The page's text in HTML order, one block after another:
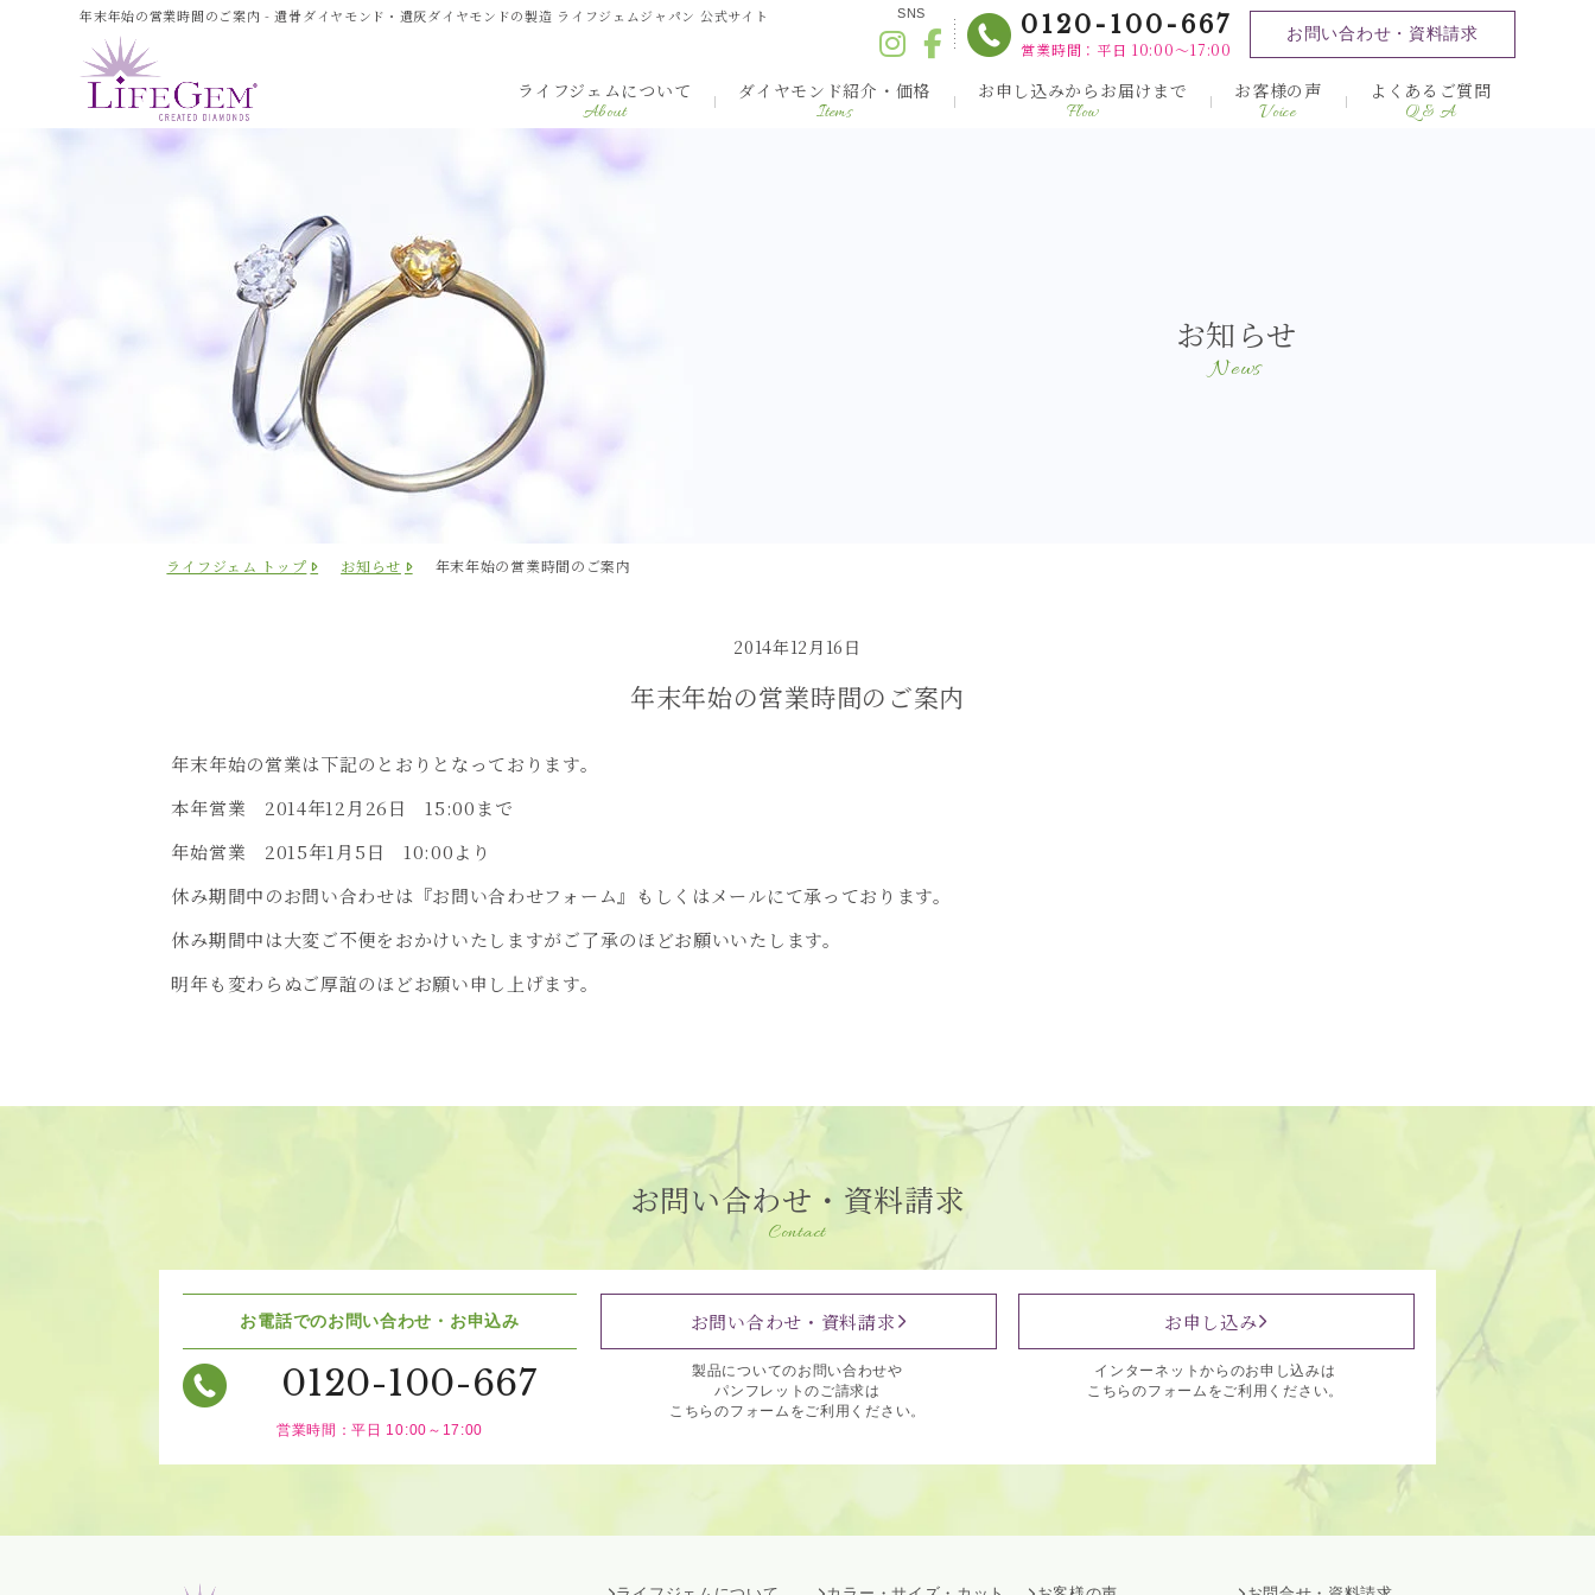
年末年始の営業時間のご案内 - 遺骨ダイヤモンド・遺灰ダイヤモンドの製造 ライフジェムジャパン 公式サイト SNS 0120-100-667
営業時間：平日 10:00～17:00
お問い合わせ・資料請求
ライフジェムについて
About
ダイヤモンド紹介・価格
Items
お申し込みからお届けまで
Flow
お客様の声
Voice
よくあるご質問
Q & A
お知らせ
News
ライフジェム トップ お知らせ 年末年始の営業時間のご案内
2014年12月16日
年末年始の営業時間のご案内
年末年始の営業は下記のとおりとなっております。
本年営業 2014年12月26日 15:00まで
年始営業 2015年1月5日 10:00より
休み期間中のお問い合わせは『お問い合わせフォーム』もしくはメールにて承っております。
休み期間中は大変ご不便をおかけいたしますがご了承のほどお願いいたします。
明年も変わらぬご厚誼のほどお願い申し上げます。
お問い合わせ・資料請求
Contact
お電話でのお問い合わせ・お申込み
0120-100-667
営業時間：平日 10:00～17:00
お問い合わせ・資料請求
製品についてのお問い合わせや
パンフレットのご請求は
こちらのフォームをご利用ください。
お申し込み
インターネットからのお申し込みは
こちらのフォームをご利用ください。